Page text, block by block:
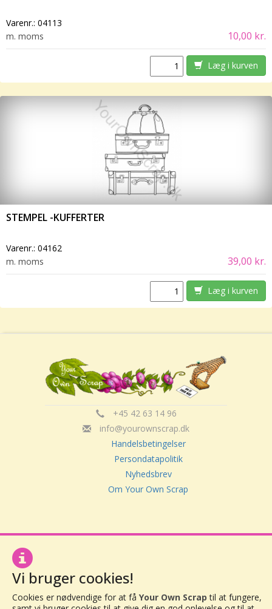
Varenr.: 04113
m. moms
10,00 kr.
Læg i kurven
STEMPEL -KUFFERTER
Varenr.: 04162
m. moms
39,00 kr.
Læg i kurven
+45 42 63 14 96
info@yourownscrap.dk
Handelsbetingelser
Persondatapolitik
Nyhedsbrev
Om Your Own Scrap
Your Own Scrap
4000 Roskilde
Vi bruger cookies!
Cookies er nødvendige for at få Your Own Scrap til at fungere,